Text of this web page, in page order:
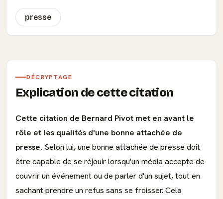
presse
DÉCRYPTAGE
Explication de cette citation
Cette citation de Bernard Pivot met en avant le
rôle et les qualités d'une bonne attachée de
presse. Selon lui, une bonne attachée de presse doit
être capable de se réjouir lorsqu'un média accepte de
couvrir un événement ou de parler d'un sujet, tout en
sachant prendre un refus sans se froisser. Cela